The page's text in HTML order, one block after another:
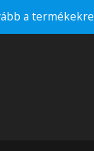
a termékekre